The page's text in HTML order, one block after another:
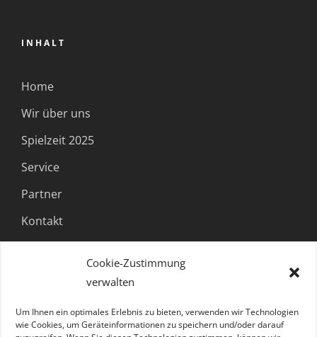
Cookie-Zustimmung
verwalten
Um Ihnen ein optimales Erlebnis zu bieten, verwenden wir Technologien
wie Cookies, um Geräteinformationen zu speichern und/oder darauf
INHALT
Home
Wir über uns
Spielzeit 2025
Service
Partner
Kontakt
FOLGE UNS